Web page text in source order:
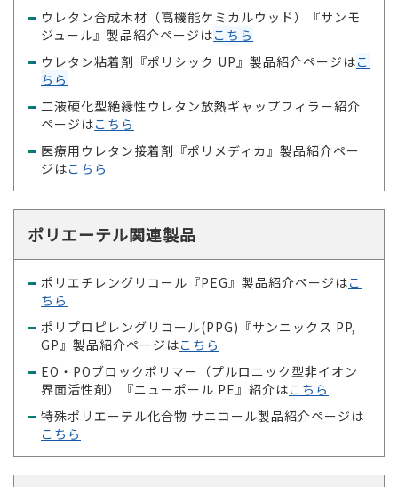
ウレタン合成木材（高機能ケミカルウッド）『サンモ
ジュール』製品紹介ページはこちら
ウレタン粘着剤『ポリシック UP』製品紹介ページはこ
ちら
二液硬化型絶縁性ウレタン放熱ギャップフィラー紹介
ページはこちら
医療用ウレタン接着剤『ポリメディカ』製品紹介ペー
ジはこちら
ポリエーテル関連製品
ポリエチレングリコール『PEG』製品紹介ページはこ
ちら
ポリプロピレングリコール(PPG)『サンニックス PP,
GP』製品紹介ページはこちら
EO・POブロックポリマー（プルロニック型非イオン
界面活性剤）『ニューポール PE』紹介はこちら
特殊ポリエーテル化合物 サニコール製品紹介ページは
こちら